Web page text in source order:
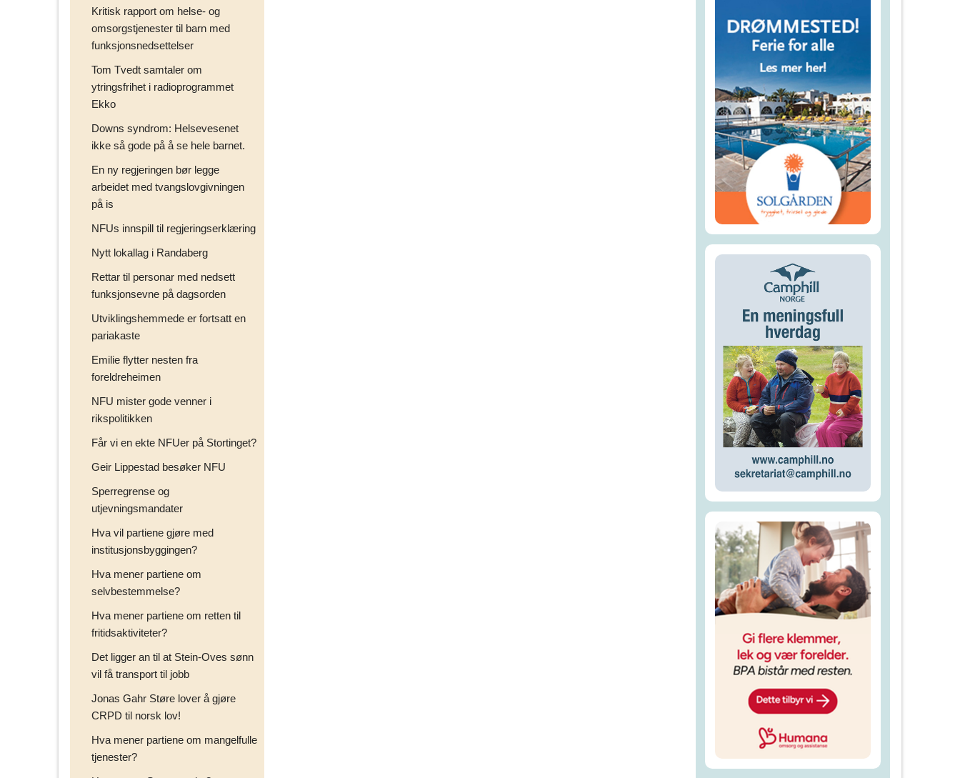
Kritisk rapport om helse- og
omsorgstjenester til barn med
funksjonsnedsettelser
Tom Tvedt samtaler om
ytringsfrihet i radioprogrammet
Ekko
Downs syndrom: Helsevesenet
ikke så gode på å se hele barnet.
En ny regjeringen bør legge
arbeidet med tvangslovgivningen
på is
NFUs innspill til regjeringserklæring
Nytt lokallag i Randaberg
Rettar til personar med nedsett
funksjonsevne på dagsorden
Utviklingshemmede er fortsatt en
pariakaste
Emilie flytter nesten fra
foreldreheimen
NFU mister gode venner i
rikspolitikken
Får vi en ekte NFUer på Stortinget?
Geir Lippestad besøker NFU
Sperregrense og
utjevningsmandater
Hva vil partiene gjøre med
institusjonsbyggingen?
Hva mener partiene om
selvbestemmelse?
Hva mener partiene om retten til
fritidsaktiviteter?
Det ligger an til at Stein-Oves sønn
vil få transport til jobb
Jonas Gahr Støre lover å gjøre
CRPD til norsk lov!
Hva mener partiene om mangelfulle
tjenester?